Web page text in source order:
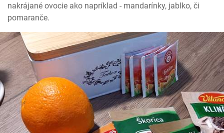
nakrájané ovocie ako napríklad - mandarínky, jablko, či
pomaranče.